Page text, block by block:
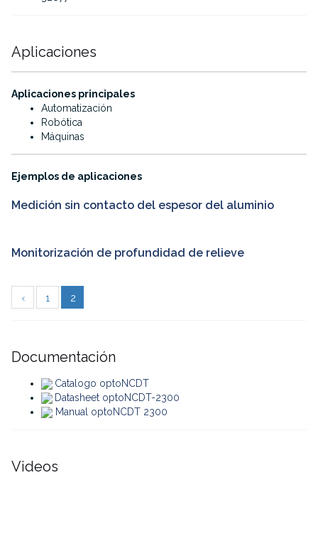
Aplicaciones
·
Aplicaciones principales
Automatización
Robótica
Máquinas
·
Ejemplos de aplicaciones
Medición sin contacto del espesor del aluminio
Monitorización de profundidad de relieve
‹ 1 2
Documentación
Catalogo optoNCDT
Datasheet optoNCDT-2300
Manual optoNCDT 2300
Videos